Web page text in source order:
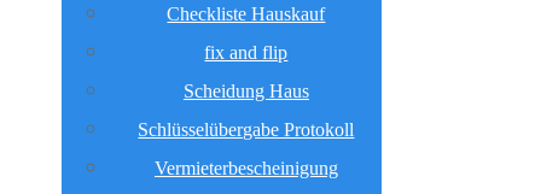
Checkliste Hauskauf
fix and flip
Scheidung Haus
Schlüsselübergabe Protokoll
Vermieterbescheinigung